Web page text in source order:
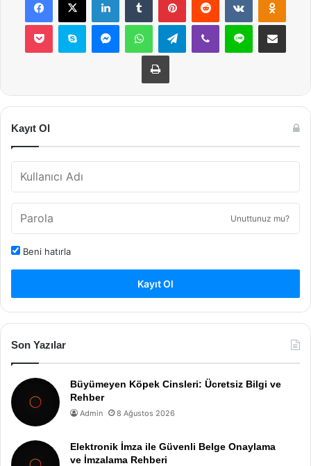
Pocket Skype MessengerWhatsAppTelegramViber Line E-Posta ile
Yazdır
Kayıt Ol
Unuttunuz mu?
Beni hatırla
Kayıt Ol
Son Yazılar
Büyümeyen Köpek Cinsleri: Ücretsiz Bilgi ve
Rehber
Admin 8 Ağustos 2026
Elektronik İmza ile Güvenli Belge Onaylama
ve İmzalama Rehberi